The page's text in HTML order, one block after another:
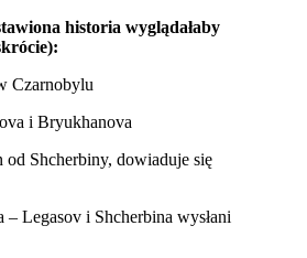
historia wyglądałaby
Czarnobylu
i Bryukhanova
od Shcherbiny, dowiaduje się
Legasov i Shcherbina wysłani